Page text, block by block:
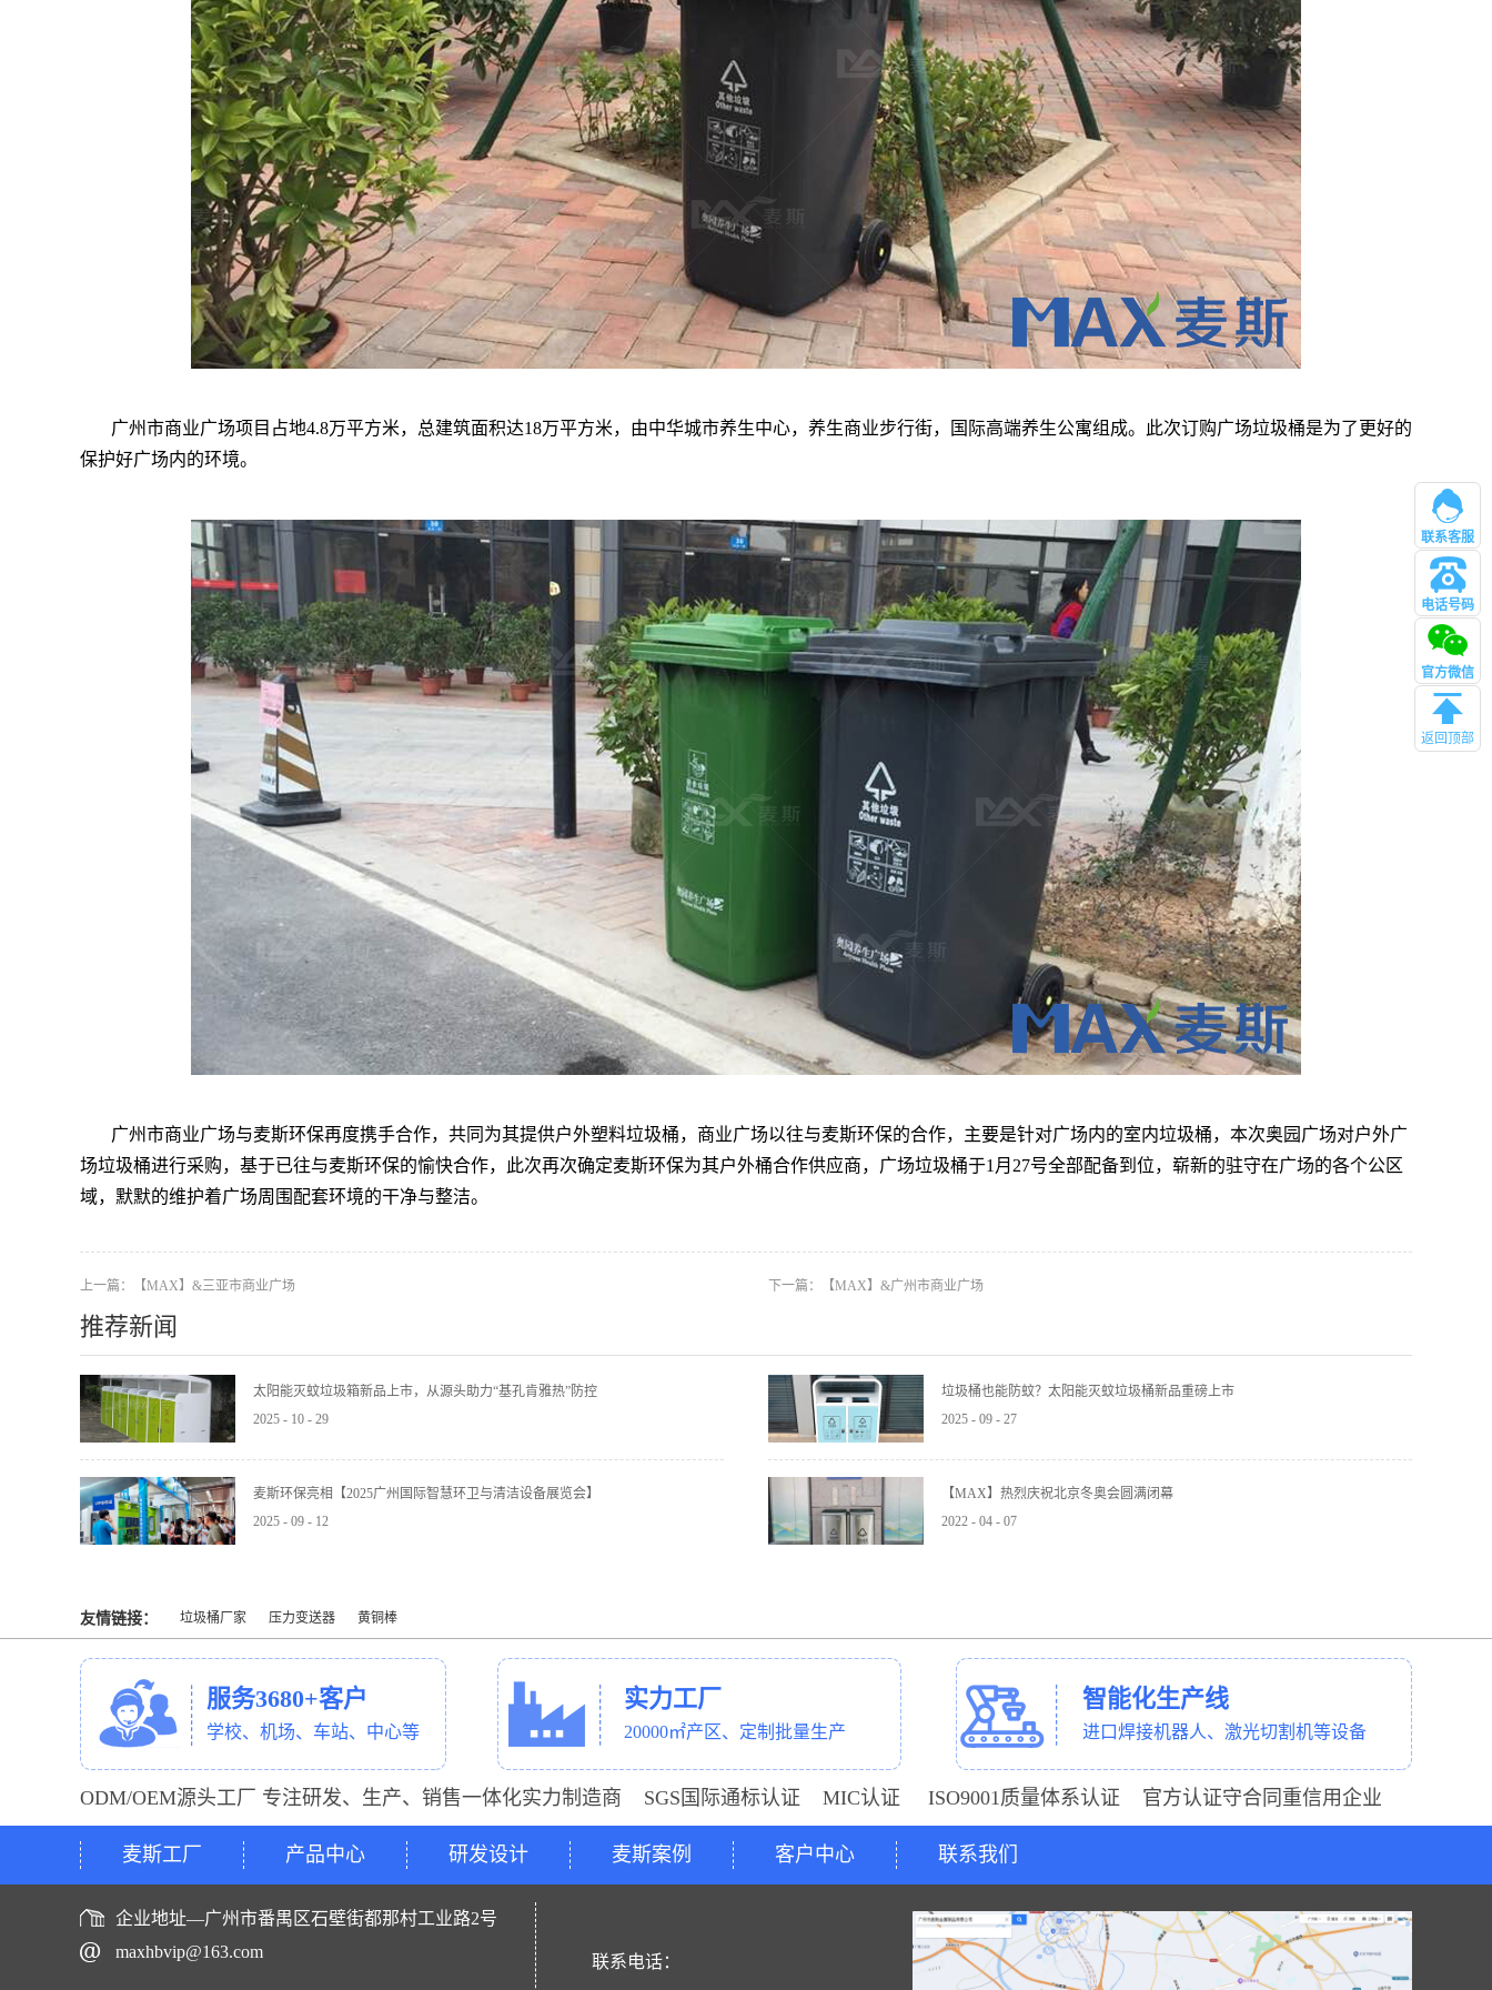
广州市商业广场项目占地4.8万平方米，总建筑面积达18万平方米，由中华城市养生中心，养生商业步行街，国际高端养生公寓组成。
此次订购广场垃圾桶是为了更好的
保护好广场内的环境。
广州市商业广场与麦斯环保再度携手合作，共同为其提供户外塑料垃圾桶，商业广场以往与麦斯环保的合作，主要是针对广场内的室内垃圾桶，本次奥园广场对户外广
场垃圾桶进行采购，基于已往与麦斯环保的愉快合作，此次再次确定麦斯环保为其户外桶合作供应商，广场垃圾桶于1月27号全部配备到位，崭新的驻守在广场的各个公区
域，默默的维护着广场周围配套环境的干净与整洁。
上一篇： 【MAX】&三亚市商业广场 下一篇： 【MAX】&广州市商业广场
推荐新闻
太阳能灭蚊垃圾箱新品上市，从源头助力“基孔肯雅热”防控
2025 - 10 - 29
垃圾桶也能防蚊？太阳能灭蚊垃圾桶新品重磅上市
2025 - 09 - 27
麦斯环保亮相【2025广州国际智慧环卫与清洁设备展览会】
2025 - 09 - 12
【MAX】热烈庆祝北京冬奥会圆满闭幕
2022 - 04 - 07
友情链接： 垃圾桶厂家 压力变送器 黄铜棒
服务3680+客户
学校、机场、车站、中心等
实力工厂
20000㎡产区、定制批量生产
智能化生产线
进口焊接机器人、激光切割机等设备
ODM/OEM源头工厂 专注研发、生产、销售一体化实力制造商 SGS国际通标认证 MIC认证 ISO9001质量体系认证 官方认证守合同重信用企业
麦斯工厂 产品中心 研发设计 麦斯案例 客户中心 联系我们
企业地址—广州市番禺区石壁街都那村工业路2号
maxhbvip@163.com
联系电话：
联系客服
电话号码
管理
官方微信
返回顶部